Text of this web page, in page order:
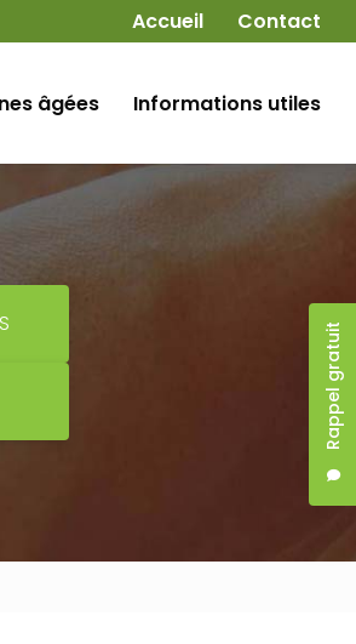
Navigation secondaire
Accueil Contact
Rappel gratuit
âgées Informations utiles